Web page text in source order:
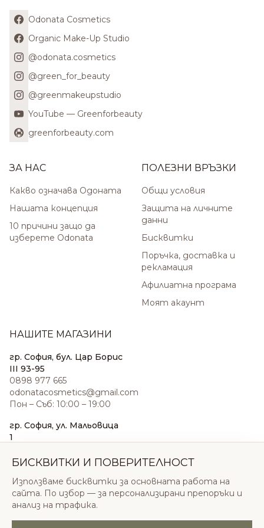
Odonata Cosmetics
Organic Make-Up Studio
@odonata.cosmetics
@green_for_beauty
@greenmakeupstudio
YouTube — Greenforbeauty
greenforbeauty.com
ЗА НАС
Какво означава Одоната
Нашата концепция
10 причини защо да
изберете Odonata
ПОЛЕЗНИ ВРЪЗКИ
Общи условия
Защита на личните
данни
Бисквитки
Поръчка, доставка и
рекламация
Афилиатна програма
Моят акаунт
НАШИТЕ МАГАЗИНИ
гр. София, бул. Цар Борис
III 93-95
0898 977 665
odonatacosmetics@gmail.com
Пон – Съб: 10:00 – 19:00
гр. София, ул. Мальовица
1
sales@odonatacosmetics.com
Нед: 11:00 – 18:00
БИСКВИТКИ И ПОВЕРИТЕЛНОСТ
Използваме бисквитки за основната работа на
сайта. По избор — за персонализирани препоръки и
анализ на трафика.